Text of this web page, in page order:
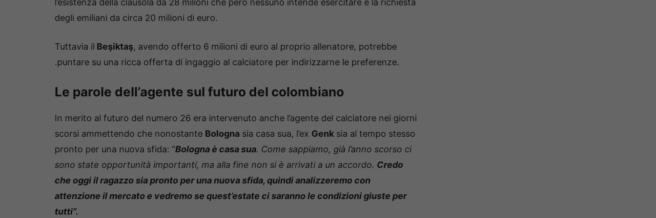
l’esistenza della clausola da 28 milioni che però nessuno intende esercitare e la richiesta
degli emiliani da circa 20 milioni di euro.
Tuttavia il Beşiktaş, avendo offerto 6 milioni di euro al proprio allenatore, potrebbe
.puntare su una ricca offerta di ingaggio al calciatore per indirizzarne le preferenze.
Le parole dell’agente sul futuro del colombiano
In merito al futuro del numero 26 era intervenuto anche l’agente del calciatore nei giorni
scorsi ammettendo che nonostante Bologna sia casa sua, l’ex Genk sia al tempo stesso
pronto per una nuova sfida: “Bologna è casa sua. Come sappiamo, già l’anno scorso ci
sono state opportunità importanti, ma alla fine non si è arrivati a un accordo. Credo
che oggi il ragazzo sia pronto per una nuova sfida, quindi analizzeremo con
attenzione il mercato e vedremo se quest’estate ci saranno le condizioni giuste per
tutti”.